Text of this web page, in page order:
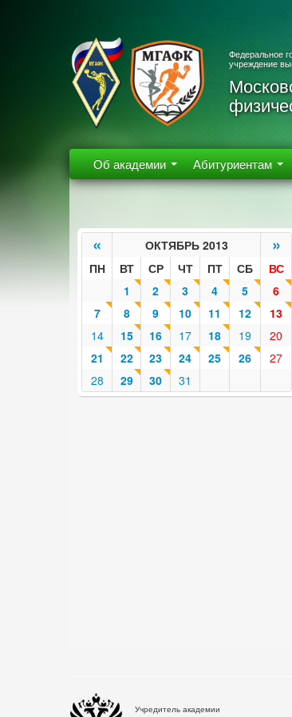
Федеральное
учреждение
Об академии Абитуриентам
« ОКТЯБРЬ 2013 »
ПН ВТ СР ЧТ ПТ СБ
ВС
1
2 3 4 5
6
7
8 9 10 11 12
13
14
15 16 17 18 19
20
21
22 23 24 25 26
27
28
29 30 31
Учредитель академии